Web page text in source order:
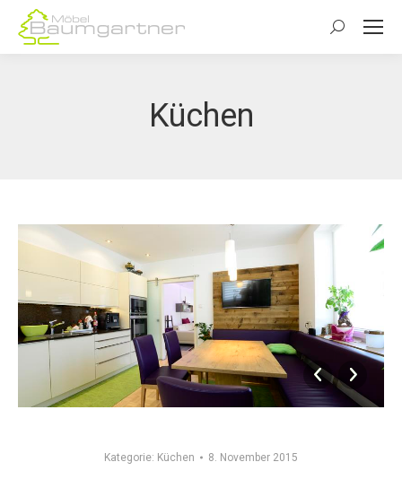
Search:
Küchen
Kategorie: Küchen 8. November 2015